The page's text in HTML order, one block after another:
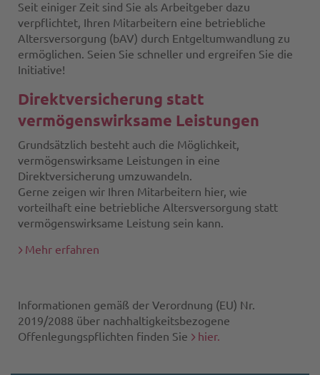
Seit einiger Zeit sind Sie als Arbeitgeber dazu
verpflichtet, Ihren Mitarbeitern eine betriebliche
Altersversorgung (bAV) durch Entgeltumwandlung zu
ermöglichen. Seien Sie schneller und ergreifen Sie die
Initiative!
Direktversicherung statt
vermögenswirksame Leistungen
Grundsätzlich besteht auch die Möglichkeit,
vermögenswirksame Leistungen in eine
Direktversicherung umzuwandeln.
Gerne zeigen wir Ihren Mitarbeitern hier, wie
vorteilhaft eine betriebliche Altersversorgung statt
vermögenswirksame Leistung sein kann.
Mehr erfahren
Informationen gemäß der Verordnung (EU) Nr.
2019/2088 über nachhaltigkeitsbezogene
Offenlegungspflichten finden Sie
hier.